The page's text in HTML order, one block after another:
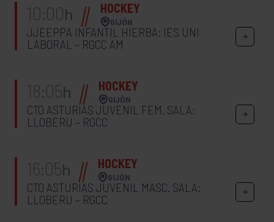
10:00h HOCKEY
GIJÓN
JJEEPPA INFANTIL HIERBA: IES UNI
LABORAL – RGCC AM
18:05h HOCKEY
GIJÓN
CTO ASTURIAS JUVENIL FEM. SALA:
LLOBERU – RGCC
16:05h HOCKEY
GIJÓN
CTO ASTURIAS JUVENIL MASC. SALA:
LLOBERU – RGCC